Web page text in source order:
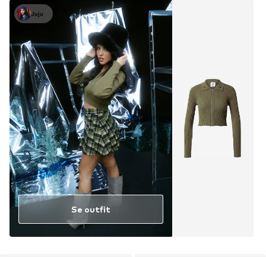
Juju
Se outfit